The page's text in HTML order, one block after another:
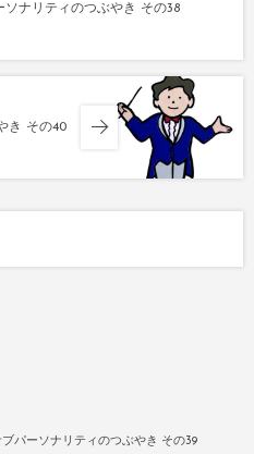
ソナリティのつぶやき その38
き その40
ブパーソナリティのつぶやき その39